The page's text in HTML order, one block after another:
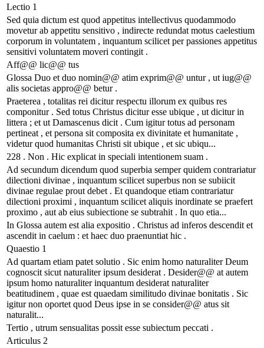
Lectio 1
Sed quia dictum est quod appetitus intellectivus quodammodo
movetur ab appetitu sensitivo , indirecte redundat motus caelestium
corporum in voluntatem , inquantum scilicet per passiones appetitus
sensitivi voluntatem moveri contingit .
Aff@@ lic@@ tus
Glossa Duo et duo nomin@@ atim exprim@@ untur , ut iug@@
alis societas appro@@ betur .
Praeterea , totalitas rei dicitur respectu illorum ex quibus res
componitur . Sed totus Christus dicitur esse ubique , ut dicitur in
littera ; et ut Damascenus dicit . Cum igitur totus ad personam
pertineat , et persona sit composita ex divinitate et humanitate ,
videtur quod humanitas Christi sit ubique , et sic ubiqu...
228 . Non . Hic explicat in speciali intentionem suam .
Ad secundum dicendum quod superbia semper quidem contrariatur
dilectioni divinae , inquantum scilicet superbus non se subiicit
divinae regulae prout debet . Et quandoque etiam contrariatur
dilectioni proximi , inquantum scilicet aliquis inordinate se praefert
proximo , aut ab eius subiectione se subtrahit . In quo etia...
In Glossa autem est alia expositio . Christus ad inferos descendit et
ascendit in caelum : et haec duo praenuntiat hic .
Quaestio 1
Ad quartam etiam patet solutio . Sic enim homo naturaliter Deum
cognoscit sicut naturaliter ipsum desiderat . Desider@@ at autem
ipsum homo naturaliter inquantum desiderat naturaliter
beatitudinem , quae est quaedam similitudo divinae bonitatis . Sic
igitur non oportet quod Deus ipse in se consider@@ atus sit
naturalit...
Tertio , utrum sensualitas possit esse subiectum peccati .
Articulus 2